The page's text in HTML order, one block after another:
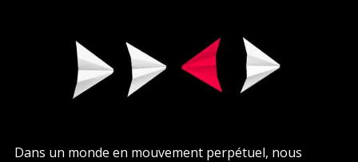
Dans un monde en mouvement perpétuel, nous